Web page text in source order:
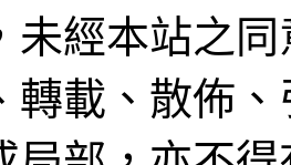
未經本站之
轉載、散佈